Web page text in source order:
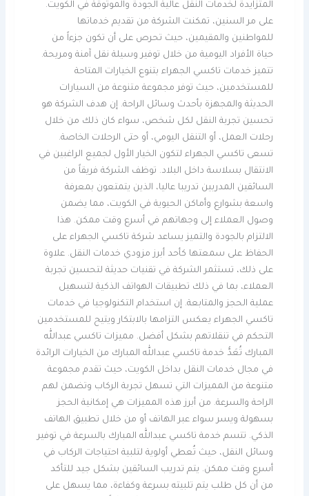
المتزايدة لخدمات النقل عالية الجودة والموثوقة في الكويت.
على مر السنين، تمكنت الشركة من تقديم خدماتها
للمواطنين والمقيمين، حيث تحرص على أن تكون جزءاً من
حياة الأفراد اليومية من خلال توفير وسيلة نقل آمنة ومريحة.
تتميز خدمات تاكسي الجهراء بتنوع الخيارات المتاحة
للمستخدمين، حيث توفر مجموعة متنوعة من السيارات
الحديثة والمجهزة بأحدث وسائل الراحة. إن هدف الشركة هو
تحسين تجربة النقل لكل شخص، سواء كان ذلك من خلال
رحلات العمل، أو التنقل اليومي، أو حتى الرحلات الخاصة.
تسعى تاكسي الجهراء لتكون الخيار الأول لجميع الراغبين في
الانتقال بسلاسة داخل البلاد. توظف الشركة فريقاً من
السائقين المدربين تدريبا عاليا، الذين يتمتعون بمعرفة
واسعة بشوارع وأماكن الحيوية في الكويت، مما يضمن
وصول العملاء إلى وجهاتهم في أسرع وقت ممكن. هذا
الالتزام بالجودة والتميز يساعد شركة تاكسي الجهراء على
الحفاظ على سمعتها كأحد أبرز مزودي خدمات النقل. علاوة
على ذلك، تستثمر الشركة في تقنيات حديثة لتحسين تجربة
العملاء، بما في ذلك تطبيقات الهواتف الذكية لتسهيل
عملية الحجز والمتابعة. إن استخدام التكنولوجيا في خدمات
تاكسي الجهراء يعكس التزامها بالابتكار ويتيح للمستخدمين
التحكم في تنقلاتهم بشكل أفضل. مميزات تاكسي عبدالله
المبارك تُعَدُّ خدمة تاكسي عبدالله المبارك من الخيارات الرائدة
في مجال خدمات النقل بداخل الكويت، حيث تقدم مجموعة
متنوعة من المميزات التي تسهل تجربة الركاب وتضمن لهم
الراحة والسرعة. من أبرز هذه المميزات هي إمكانية الحجز
بسهولة ويسر سواء عبر الهاتف أو من خلال تطبيق الهاتف
الذكي. تتسم خدمة تاكسي عبدالله المبارك بالسرعة في توفير
وسائل النقل، حيث تُعطي أولوية لتلبية احتياجات الركاب في
أسرع وقت ممكن. يتم تدريب السائقين بشكل جيد للتأكد
من أن كل طلب يتم تلبيته بسرعة وكفاءة، مما يسهل على